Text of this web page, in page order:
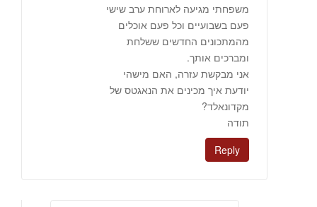
משפחתי מגיעה לארוחת ערב שישי
פעם בשבועיים וכל פעם אוכלים
מהמתכונים החדשים ששלחת
ומברכים אותך.
אני מבקשת עזרה, האם מישהי
יודעת איך מכינים את הנאגטס של
מקדונאלד?
תודה
Reply